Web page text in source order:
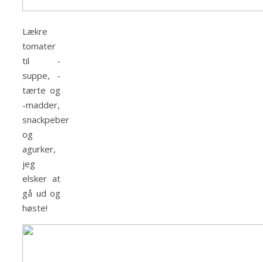
Lækre
tomater
til -
suppe, -
tærte og
-madder,
snackpeber
og
agurker,
jeg
elsker at
gå ud og
høste!